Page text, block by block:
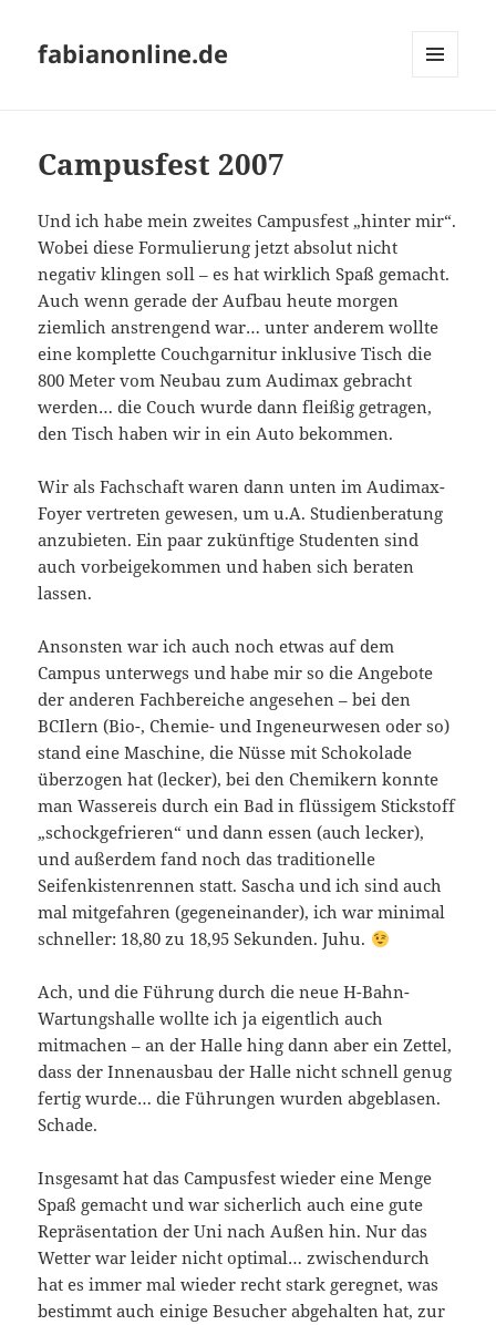
fabianonline.de
Campusfest 2007
Und ich habe mein zweites Campusfest „hinter mir“.
Wobei diese Formulierung jetzt absolut nicht
negativ klingen soll – es hat wirklich Spaß gemacht.
Auch wenn gerade der Aufbau heute morgen
ziemlich anstrengend war… unter anderem wollte
eine komplette Couchgarnitur inklusive Tisch die
800 Meter vom Neubau zum Audimax gebracht
werden… die Couch wurde dann fleißig getragen,
den Tisch haben wir in ein Auto bekommen.
Wir als Fachschaft waren dann unten im Audimax-
Foyer vertreten gewesen, um u.A. Studienberatung
anzubieten. Ein paar zukünftige Studenten sind
auch vorbeigekommen und haben sich beraten
lassen.
Ansonsten war ich auch noch etwas auf dem
Campus unterwegs und habe mir so die Angebote
der anderen Fachbereiche angesehen – bei den
BCIlern (Bio-, Chemie- und Ingeneurwesen oder so)
stand eine Maschine, die Nüsse mit Schokolade
überzogen hat (lecker), bei den Chemikern konnte
man Wassereis durch ein Bad in flüssigem Stickstoff
„schockgefrieren“ und dann essen (auch lecker),
und außerdem fand noch das traditionelle
Seifenkistenrennen statt. Sascha und ich sind auch
mal mitgefahren (gegeneinander), ich war minimal
schneller: 18,80 zu 18,95 Sekunden. Juhu.
Ach, und die Führung durch die neue H-Bahn-
Wartungshalle wollte ich ja eigentlich auch
mitmachen – an der Halle hing dann aber ein Zettel,
dass der Innenausbau der Halle nicht schnell genug
fertig wurde… die Führungen wurden abgeblasen.
Schade.
Insgesamt hat das Campusfest wieder eine Menge
Spaß gemacht und war sicherlich auch eine gute
Repräsentation der Uni nach Außen hin. Nur das
Wetter war leider nicht optimal… zwischendurch
hat es immer mal wieder recht stark geregnet, was
bestimmt auch einige Besucher abgehalten hat, zur